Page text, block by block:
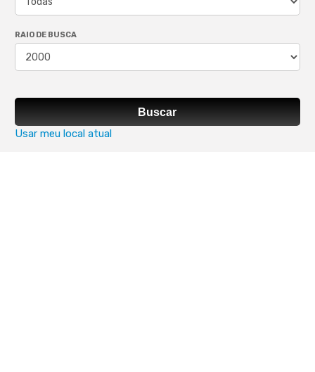
RAIO DE BUSCA
Buscar
Usar meu local atual